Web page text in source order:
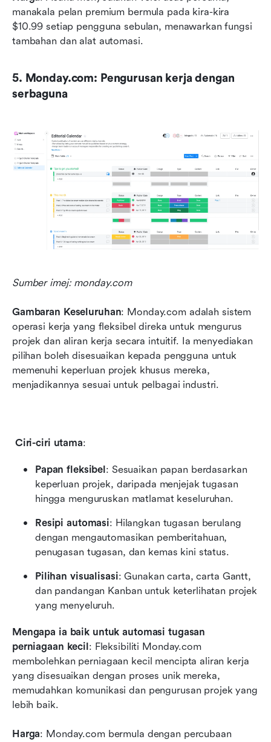
manakala pelan premium bermula pada kira-kira
$10.99 setiap pengguna sebulan, menawarkan fungsi
tambahan dan alat automasi.
5. Monday.com: Pengurusan kerja dengan
serbaguna
Sumber imej: monday.com
Gambaran Keseluruhan: Monday.com adalah sistem
operasi kerja yang fleksibel direka untuk mengurus
projek dan aliran kerja secara intuitif. Ia menyediakan
pilihan boleh disesuaikan kepada pengguna untuk
memenuhi keperluan projek khusus mereka,
menjadikannya sesuai untuk pelbagai industri.
Ciri-ciri utama:
Papan fleksibel : Sesuaikan papan berdasarkan
keperluan projek, daripada menjejak tugasan
hingga menguruskan matlamat keseluruhan.
Resipi automasi: Hilangkan tugasan berulang
dengan mengautomasikan pemberitahuan,
penugasan tugasan, dan kemas kini status.
Pilihan visualisasi: Gunakan carta, carta Gantt,
dan pandangan Kanban untuk keterlihatan projek
yang menyeluruh.
Mengapa ia baik untuk automasi tugasan
perniagaan kecil : Fleksibiliti Monday.com
membolehkan perniagaan kecil mencipta aliran kerja
yang disesuaikan dengan proses unik mereka,
memudahkan komunikasi dan pengurusan projek yang
lebih baik.
Harga: Monday.com bermula dengan percubaan